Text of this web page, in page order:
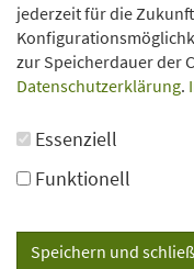
jederzeit für die
zur Speicherdauer der
Datenschutzerklärung.
Essenziell
Funktionell
Speichern und